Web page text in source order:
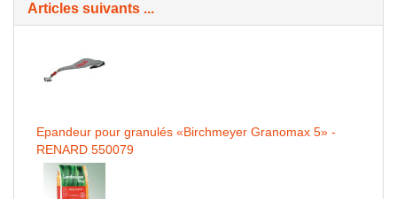
Articles suivants ...
Epandeur pour granulés «Birchmeyer Granomax 5» -
RENARD 550079